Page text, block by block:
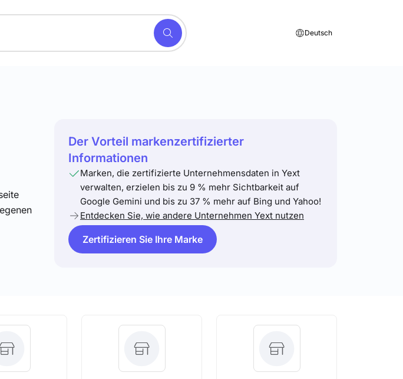
Deutsch
Der Vorteil markenzertifizierter
Informationen
Marken, die zertifizierte Unternehmensdaten in Yext
verwalten, erzielen bis zu 9 % mehr Sichtbarkeit auf
Google Gemini und bis zu 37 % mehr auf Bing und Yahoo!
Entdecken Sie, wie andere Unternehmen Yext nutzen
Zertifizieren Sie Ihre Marke